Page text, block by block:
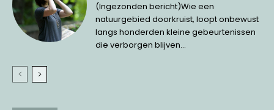
(Ingezonden bericht)Wie een
natuurgebied doorkruist, loopt onbewust
langs honderden kleine gebeurtenissen
die verborgen blijven...